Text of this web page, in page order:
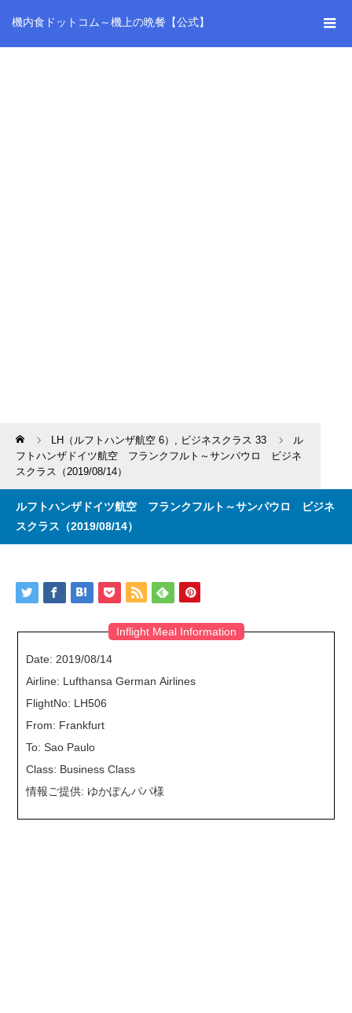
機内食ドットコム～機上の晩餐【公式】
Home LH（ルフトハンザ航空 6） , ビジネスクラス 33
ル
フトハンザドイツ航空 フランクフルト～サンパウロ ビジネ
スクラス（2019/08/14）
ルフトハンザドイツ航空 フランクフルト～サンパウロ ビジネ
スクラス（2019/08/14）
Inflight Meal Information
Date: 2019/08/14
Airline: Lufthansa German Airlines
FlightNo: LH506
From: Frankfurt
To: Sao Paulo
Class: Business Class
情報ご提供: ゆかぽんパパ様